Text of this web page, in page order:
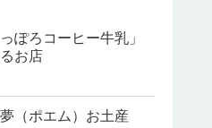
っぽろコーヒー牛乳」
お店
（ポエム）お土産